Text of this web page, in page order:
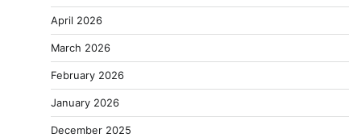
April 2026
March 2026
February 2026
January 2026
December 2025